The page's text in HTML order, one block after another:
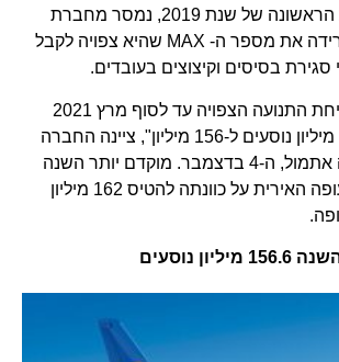
בתוצאות המחצית הראשונה של שנת 2019, נמסר מחברת
התעופה כי היא הורידה את מספר ה- MAX שהיא צפויה לקבל
"כתוצאה מכך, צמיחת התנועה הצפויה עד לסוף מרץ 2021
מצטמצמת מ-157 מיליון נוסעים ל-156 מיליון", ציינה החברה
בהצהרה שהוציאה אתמול, ה-4 בדצמבר. מוקדם יותר השנה
דיווחה חברת התעופה האירית על כוונתה להטיס 162 מיליון
נוסעים